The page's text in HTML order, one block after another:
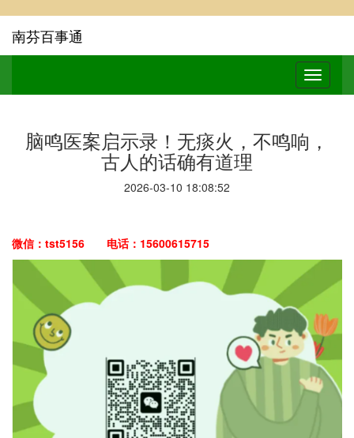
南芬百事通
脑鸣医案启示录！无痰火，不鸣响，
古人的话确有道理
2026-03-10 18:08:52
微信：tst5156 电话：15600615715